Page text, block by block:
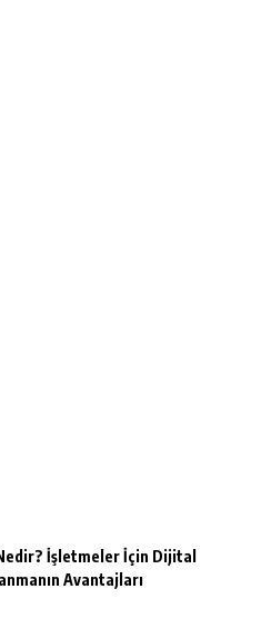
İşletmeler İçin Dijital
Avantajları